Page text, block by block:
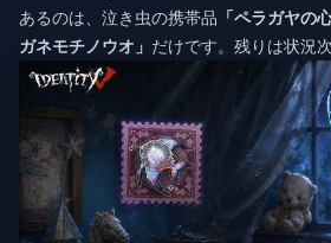
あるのは、泣き虫の携帯品 「ペラガヤの心
ガネモチノウオ」 だけです。残りは状況次